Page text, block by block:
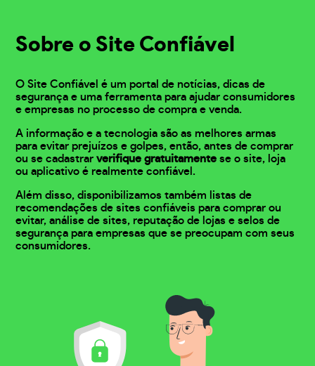
Sobre o Site Confiável
O Site Confiável é um portal de notícias, dicas de
segurança e uma ferramenta para ajudar consumidores
e empresas no processo de compra e venda.
A informação e a tecnologia são as melhores armas
para evitar prejuízos e golpes, então, antes de comprar
ou se cadastrarverifique gratuitamente se o site, loja
ou aplicativo é realmente confiável.
Além disso, disponibilizamos também listas de
recomendações de sites confiáveis para comprar ou
evitar, análise de sites, reputação de lojas e selos de
segurança para empresas que se preocupam com seus
consumidores.